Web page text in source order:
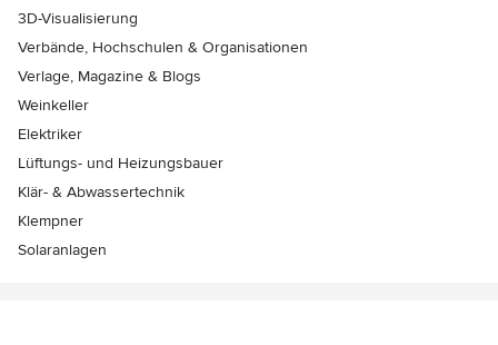
3D-Visualisierung
Verbände, Hochschulen & Organisationen
Verlage, Magazine & Blogs
Weinkeller
Elektriker
Lüftungs- und Heizungsbauer
Klär- & Abwassertechnik
Klempner
Solaranlagen